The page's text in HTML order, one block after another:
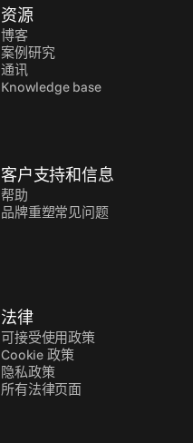
资源
博客
案例研究
通讯
Knowledge base
客户支持和信息
帮助
品牌重塑常见问题
法律
可接受使用政策
Cookie 政策
隐私政策
所有法律页面